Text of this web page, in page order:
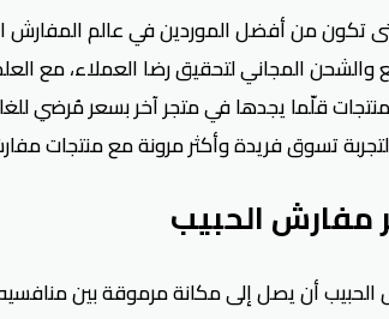
تسوق فريدة وأكثر مرونة مع منتجات
مفارش الحبيب